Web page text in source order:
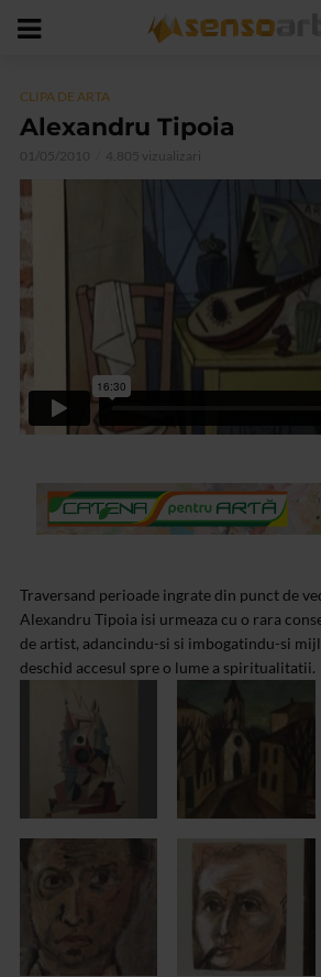
CLIPA DE ARTA
Alexandru Tipoia
01/05/2010 4.805 vizualizari
Traversand perioade ingrate din punct de
Alexandru Tipoia isi urmeaza cu o rara
de artist, adancindu-si si imbogatindu-si
deschid accesul spre o lume a spiritualitatii.